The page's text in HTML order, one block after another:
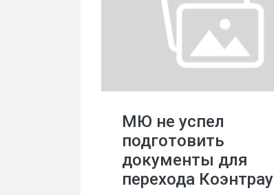
МЮ не успел
подготовить
документы для
перехода Коэнтрау